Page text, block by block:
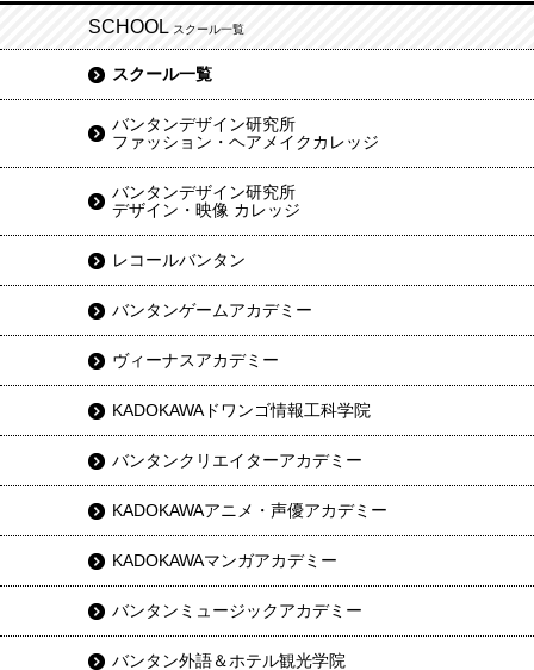
SCHOOL スクール一覧
スクール一覧
バンタンデザイン研究所
ファッション・ヘアメイクカレッジ
バンタンデザイン研究所
デザイン・映像 カレッジ
レコールバンタン
バンタンゲームアカデミー
ヴィーナスアカデミー
KADOKAWAドワンゴ情報工科学院
バンタンクリエイターアカデミー
KADOKAWAアニメ・声優アカデミー
KADOKAWAマンガアカデミー
バンタンミュージックアカデミー
バンタン外語＆ホテル観光学院